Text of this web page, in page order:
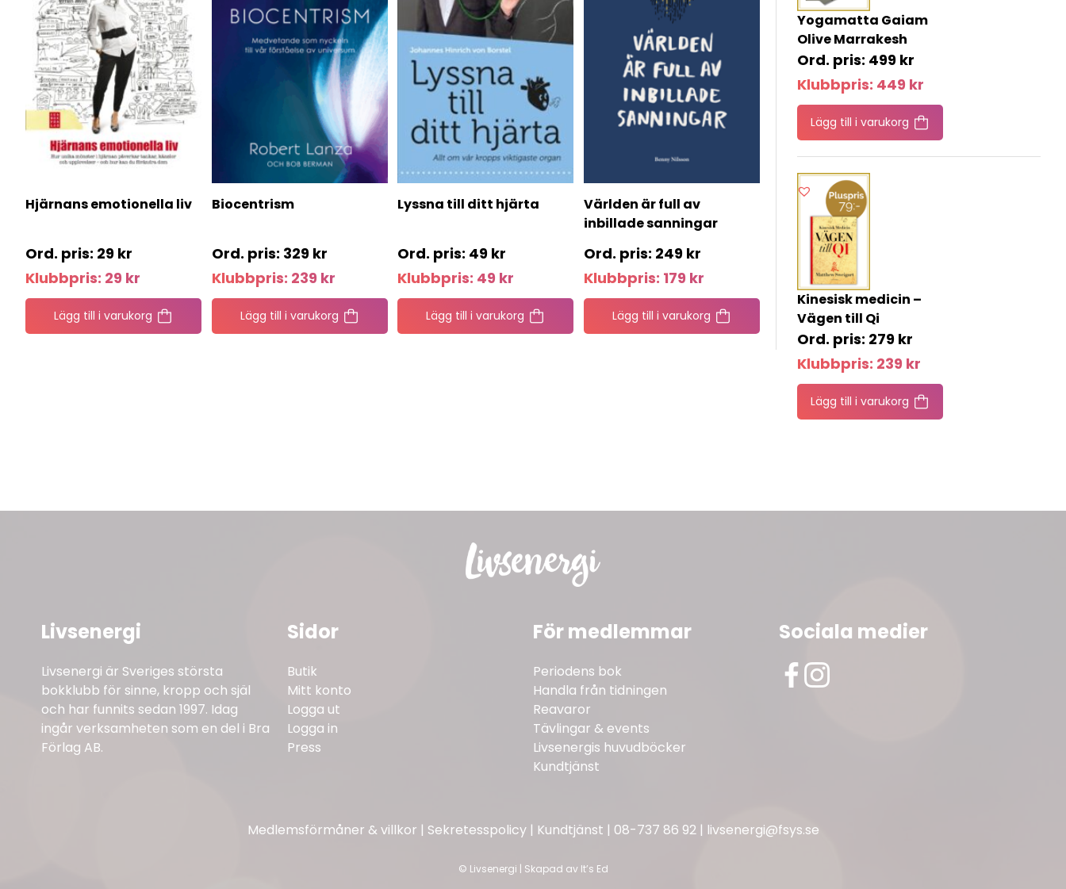
Hjärnans emotionella liv
29 kr
Klubbpris: 29 kr
Lägg till i varukorg
Biocentrism
329 kr
Klubbpris: 239 kr
Lägg till i varukorg
Lyssna till ditt hjärta
49 kr
Klubbpris: 49 kr
Lägg till i varukorg
Världen är full av
inbillade sanningar
249 kr
Klubbpris: 179 kr
Lägg till i varukorg
Yogamatta Gaiam
Olive Marrakesh
499 kr
Klubbpris: 449 kr
Lägg till i varukorg
Kinesisk medicin –
Vägen till Qi
279 kr
Klubbpris: 239 kr
Lägg till i varukorg
Livsenergi
Livsenergi är Sveriges största
bokklubb för sinne, kropp och själ
och har funnits sedan 1997. Idag
ingår verksamheten som en del i Bra
Förlag AB.
Sidor
Butik
Mitt konto
Logga ut
Logga in
Press
För medlemmar
Periodens bok
Handla från tidningen
Reavaror
Tävlingar & events
Livsenergis huvudböcker
Kundtjänst
Sociala medier
Medlemsförmåner & villkor | Sekretesspolicy| Kundtjänst | 08-737 86 92| livsenergi@fsys.se
© Livsenergi | Skapad av It’s Ed